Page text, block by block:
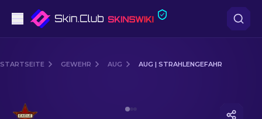
Gewehr
STARTSEITE GEWEHR AUG AUG | STRAHLENGEFAHR